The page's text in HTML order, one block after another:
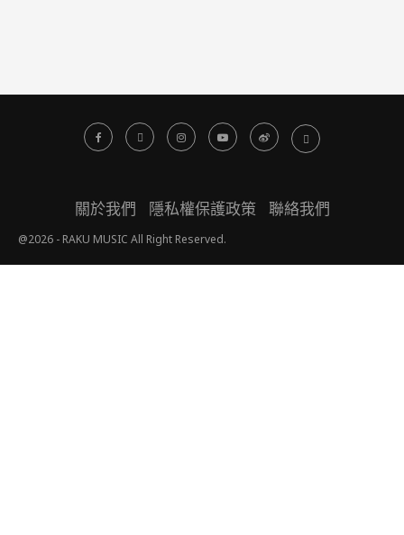
關於我們 隱私權保護政策 聯絡我們
@2026 - RAKU MUSIC All Right Reserved.